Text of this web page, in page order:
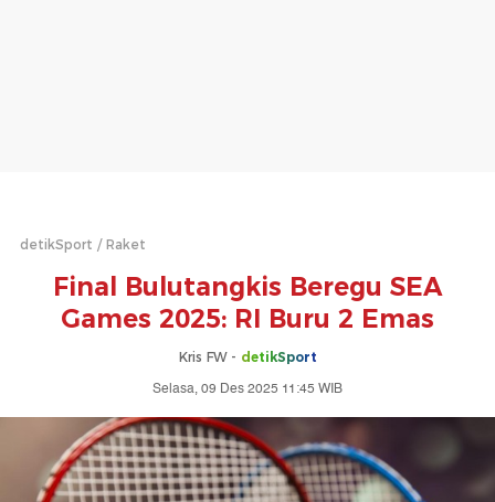
detikSport Raket
Final Bulutangkis Beregu SEA
Games 2025: RI Buru 2 Emas
Kris FW - detikSport
Selasa, 09 Des 2025 11:45 WIB